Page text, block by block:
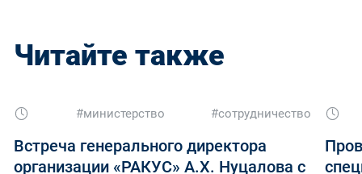
Читайте также
#министерство #сотрудничество
Встреча генерального директора
организации «РАКУС» А.Х. Нуцалова с